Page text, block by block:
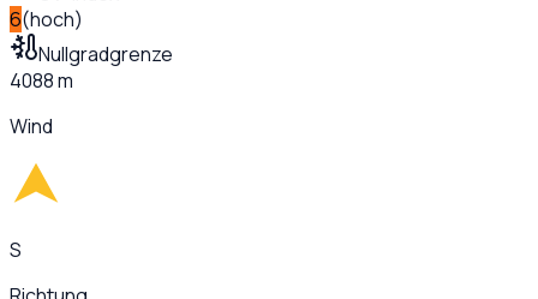
6(hoch)
Nullgradgrenze
4088 m
Wind
S